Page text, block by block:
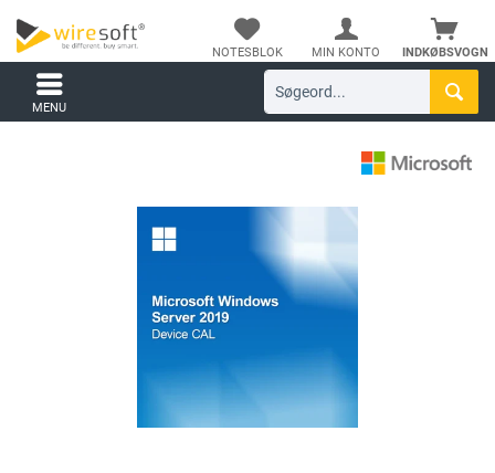
INDKØBSVOGN
NOTESBLOK MIN KONTO
MENU